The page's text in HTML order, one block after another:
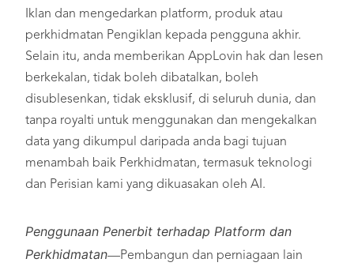
Iklan dan mengedarkan platform, produk atau
perkhidmatan Pengiklan kepada pengguna akhir.
Selain itu, anda memberikan AppLovin hak dan lesen
berkekalan, tidak boleh dibatalkan, boleh
disublesenkan, tidak eksklusif, di seluruh dunia, dan
tanpa royalti untuk menggunakan dan mengekalkan
data yang dikumpul daripada anda bagi tujuan
menambah baik Perkhidmatan, termasuk teknologi
dan Perisian kami yang dikuasakan oleh AI.
Penggunaan Penerbit terhadap Platform dan
Perkhidmatan—Pembangun dan perniagaan lain